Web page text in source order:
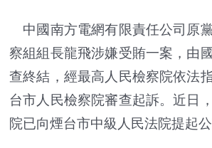
中國南方電網有限責任公司原
察組組長龍飛涉嫌受賄一案，由
查終結，經最高人民檢察院依法
台市人民檢察院審查起訴。近日
院已向煙台市中級人民法院提起公